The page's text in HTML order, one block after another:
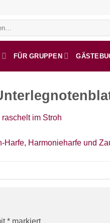
FÜR GRUPPEN
im Stroh
* markiert